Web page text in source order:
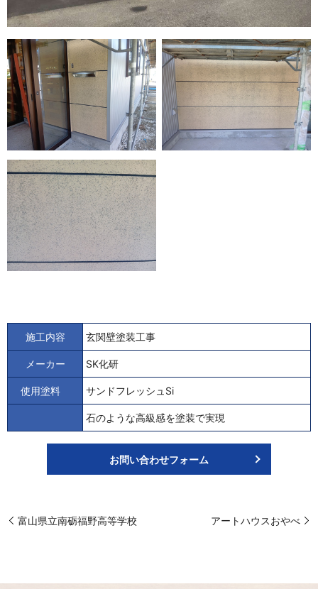
施工内容 玄関壁塗装工事
メーカー SK化研
使用塗料 サンドフレッシュSi
石のような高級感を塗装で実現
お問い合わせフォーム
富山県立南砺福野高等学校 アートハウスおやべ